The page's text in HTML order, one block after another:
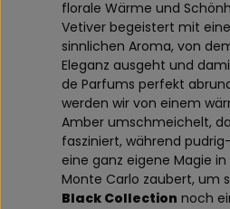
florale Wärme und
Vetiver begeistert mit
sinnlichen Aroma, von
Eleganz ausgeht und
de Parfums perfekt
werden wir von einem
Amber umschmeichelt,
fasziniert, während
eine ganz eigene Magie
Monte Carlo zaubert, um
Black Collection noch